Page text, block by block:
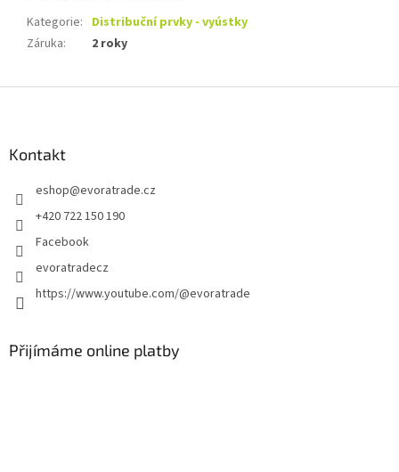
Kategorie: Distribuční prvky - vyústky
Záruka: 2 roky
Kontakt
eshop@evoratrade.cz
+420 722 150 190
Facebook
evoratradecz
https://www.youtube.com/@evoratrade
Přijímáme online platby